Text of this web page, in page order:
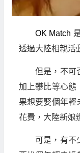
OK Match
透過大陸相親活
但是，不可
加上攀比等心態
果想要娶個年輕
花費，大陸新娘
可是，有不